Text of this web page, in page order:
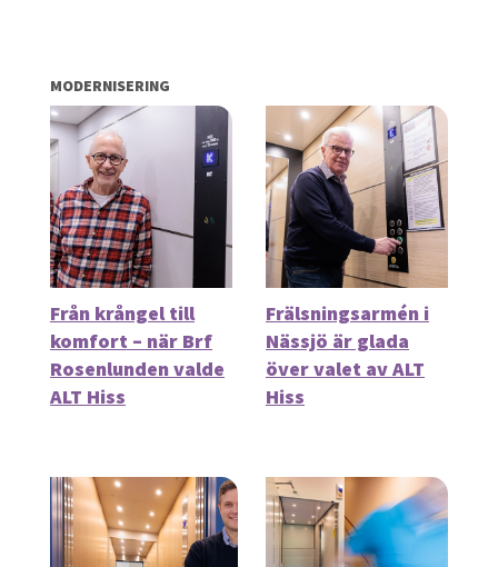
MODERNISERING
Från krångel till
komfort – när Brf
Rosenlunden valde
ALT Hiss
Frälsningsarmén i
Nässjö är glada
över valet av ALT
Hiss